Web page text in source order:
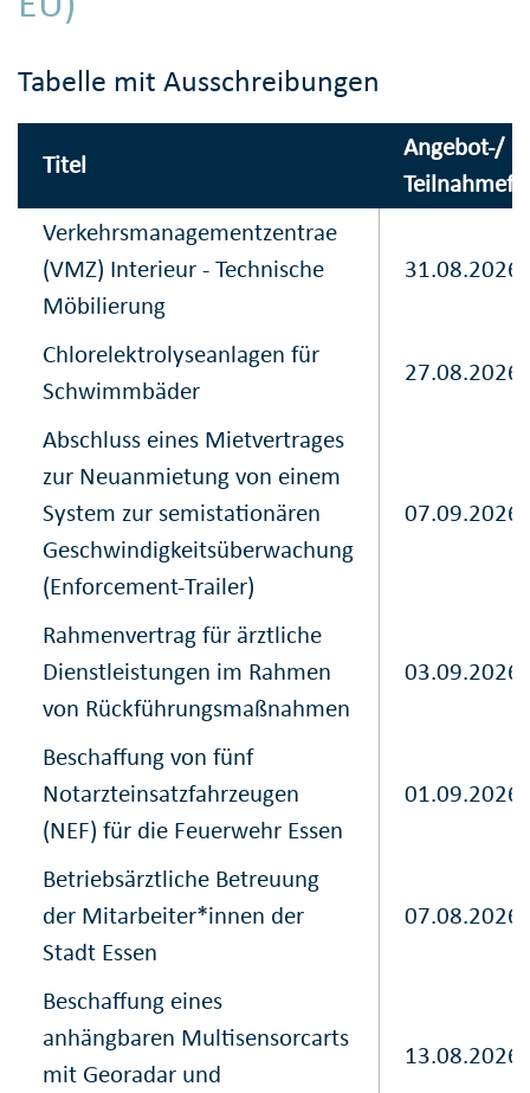
Tabelle mit Ausschreibungen
Titel
Angebot-/
Verkehrsmanagementzentrae
(VMZ) Interieur - Technische
Möbilierung
31.08.2026
Chlorelektrolyseanlagen für
Schwimmbäder
27.08.2026
Abschluss eines Mietvertrages
zur Neuanmietung von einem
System zur semistationären
Geschwindigkeitsüberwachung
(Enforcement-Trailer)
07.09.2026
Rahmenvertrag für ärztliche
Dienstleistungen im Rahmen
von Rückführungsmaßnahmen
03.09.2026
Beschaffung von fünf
Notarzteinsatzfahrzeugen
(NEF) für die Feuerwehr Essen
01.09.2026
Betriebsärztliche Betreuung
der Mitarbeiter*innen der
Stadt Essen
07.08.2026
Beschaffung eines
anhängbaren Multisensorcarts
mit Georadar und
13.08.2026